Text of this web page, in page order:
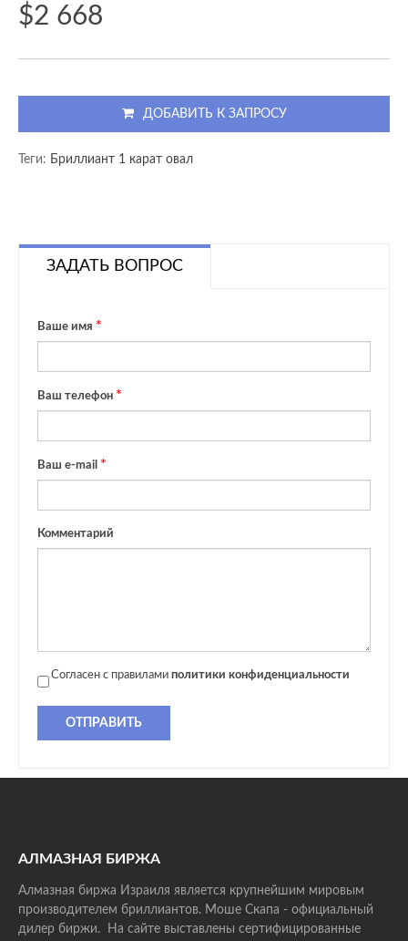
$2 668
ДОБАВИТЬ К ЗАПРОСУ
Теги: Бриллиант 1 карат овал
ЗАДАТЬ ВОПРОС
Ваше имя
Ваш телефон
Ваш e-mail
Комментарий
Согласен с правилами политики конфиденциальности
ОТПРАВИТЬ
АЛМАЗНАЯ БИРЖА
Алмазная биржа Израиля является крупнейшим мировым
производителем бриллиантов. Моше Скапа - официальный
дилер биржи. На сайте выставлены сертифицированные